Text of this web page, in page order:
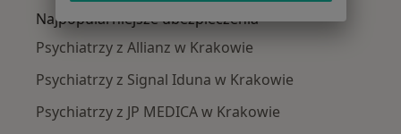
Najpopularniejsze ubezpieczenia
Psychiatrzy z Allianz w Krakowie
Psychiatrzy z Signal Iduna w Krakowie
Psychiatrzy z JP MEDICA w Krakowie